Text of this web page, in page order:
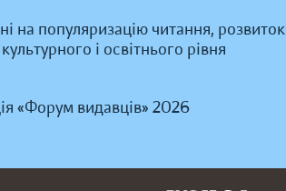
на популяризацію читання, розвиток
і освітнього рівня
«Форум видавців» 2026